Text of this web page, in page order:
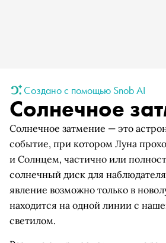
Создано с помощью Snob AI
Солнечное
Солнечное затмение — это
событие, при котором Луна
и Солнцем, частично или
солнечный диск для
явление возможно только в
находится на одной линии с
светилом.